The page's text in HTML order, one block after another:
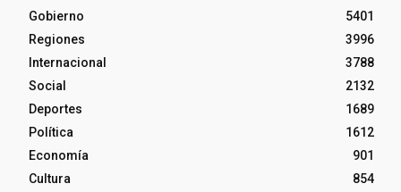
Gobierno
5401
Regiones
3996
Internacional
3788
Social
2132
Deportes
1689
Política
1612
Economía
901
Cultura
854